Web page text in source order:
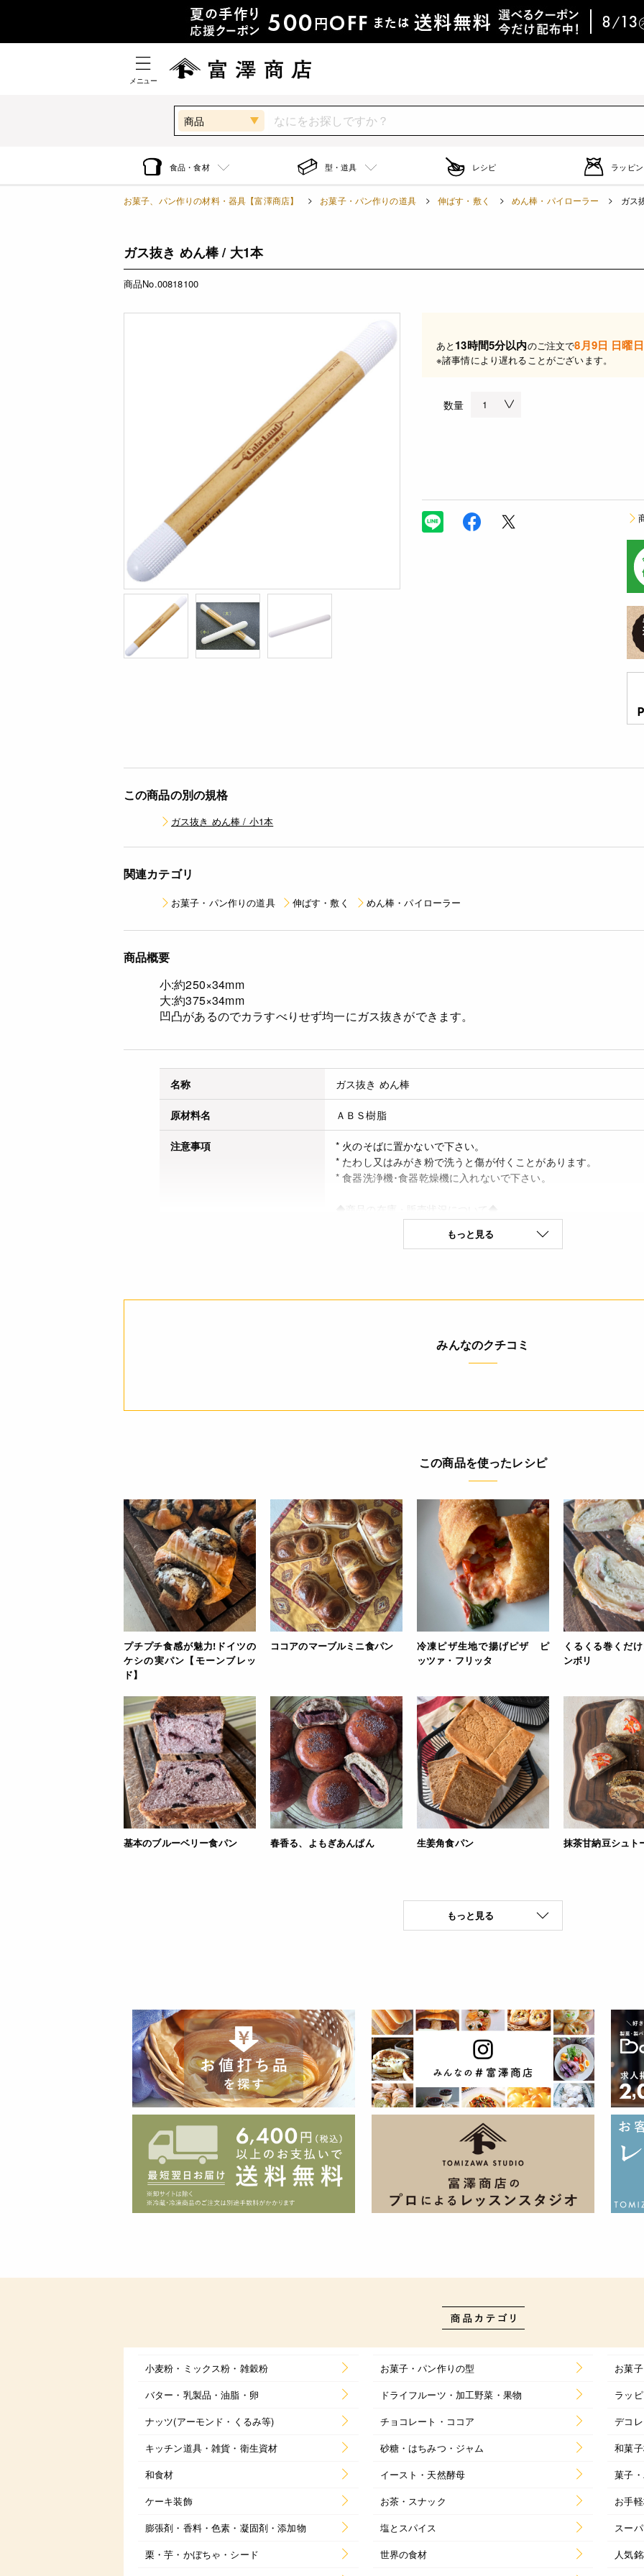
メニュー
商品
食品・食材 型・道具 レシピ ラッピ
お菓子、パン作りの材料・器具【富澤商店】 お菓子・パン作りの道具 伸ばす・敷く めん棒・パイローラー ガス
ガス抜き めん棒 / 大1本
商品No.00818100
あと 13時間5分以内のご注文で8月9日 日曜日
※諸事情により遅れることがございます。
数量
この商品の別の規格
ガス抜き めん棒 / 小1本
関連カテゴリ
お菓子・パン作りの道具 伸ばす・敷く めん棒・パイローラー
商品概要
小:約250×34mm
大:約375×34mm
凹凸があるのでカラすべりせず均一にガス抜きができます。
名称 ガス抜き めん棒
原材料名 ＡＢＳ樹脂
注意事項
* 火のそばに置かないで下さい。
* たわし又はみがき粉で洗うと傷が付くことがあります。
* 食器洗浄機･食器乾燥機に入れないで下さい。
◆商品の在庫・販売状況について◆
・諸事情により、予告なく販売終了になる場合がございます。予め
・当サイトに掲載されている商品は、ご購入可能な状態にあって
もっと見る
みんなのクチコミ
この商品を使ったレシピ
プチプチ食感が魅力!ドイツの
ケシの実パン【モーンブレッ
ド】
ココアのマーブルミニ食パン
冷凍ピザ生地で揚げピザ ピ
ッツァ・フリッタ
くるくる巻くだ
ンボリ
基本のブルーベリー食パン 春香る、よもぎあんぱん 生姜角食パン 抹茶甘納豆シュト
もっと見る
小麦粉・ミックス粉・雑穀粉 お菓子・パン作りの型
お菓
バター・乳製品・油脂・卵
ドライフルーツ・加工野菜・果物
ラッ
ナッツ(アーモンド・くるみ等)
チョコレート・ココア
デコ
キッチン道具・雑貨・衛生資材
砂糖・はちみつ・ジャム
和菓
和食材
イースト・天然酵母
菓子
ケーキ装飾
お茶・スナック
お手
膨張剤・香料・色素・凝固剤・添加物
塩とスパイス
スー
栗・芋・かぼちゃ・シード
世界の食材
人気